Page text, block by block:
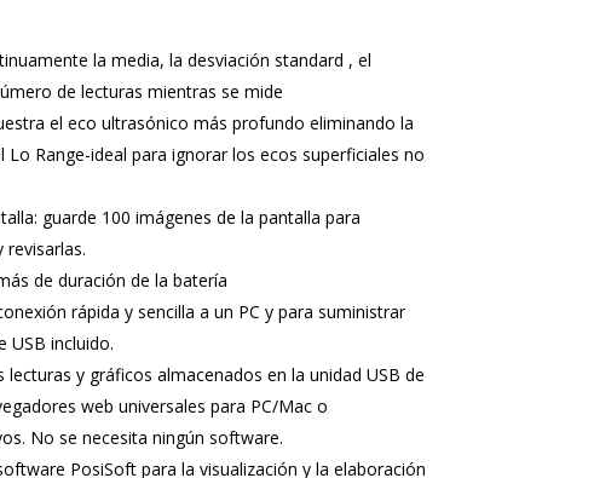
la media, la desviación standard , el
de lecturas mientras se mide
el eco ultrasónico más profundo eliminando la
Lo Range-ideal para ignorar los ecos superficiales no
guarde 100 imágenes de la pantalla para
de duración de la batería
rápida y sencilla a un PC y para suministrar
USB incluido.
lecturas y gráficos almacenados en la unidad USB de
web universales para PC/Mac o
No se necesita ningún software.
PosiSoft para la visualización y la elaboración